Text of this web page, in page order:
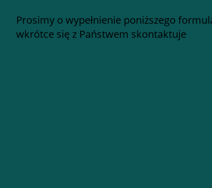
Prosimy o wypełnienie poniższego
wkrótce się z Państwem skontaktuje